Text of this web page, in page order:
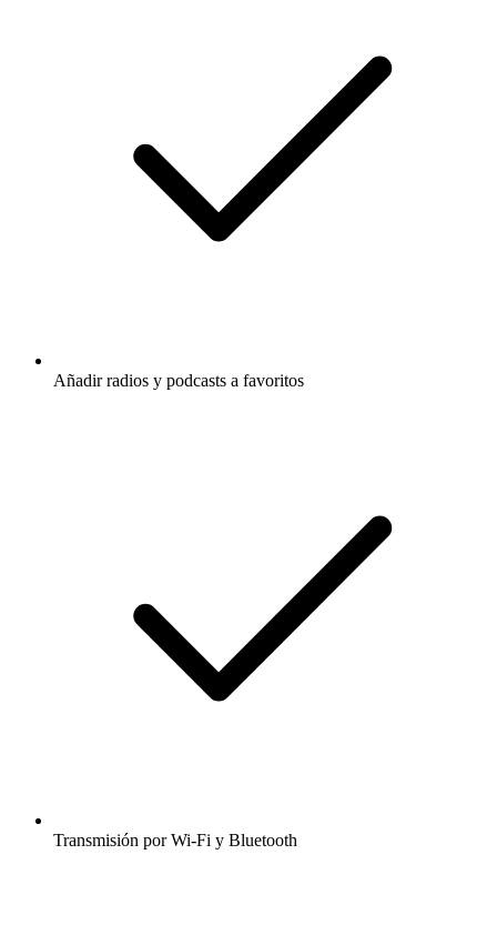
Añadir radios y podcasts a favoritos
Transmisión por Wi-Fi y Bluetooth